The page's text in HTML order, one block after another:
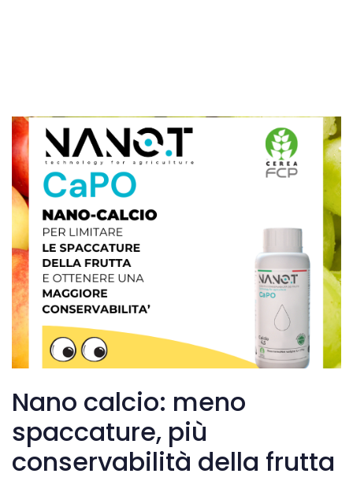
Nano calcio: meno
spaccature, più
conservabilità della frutta